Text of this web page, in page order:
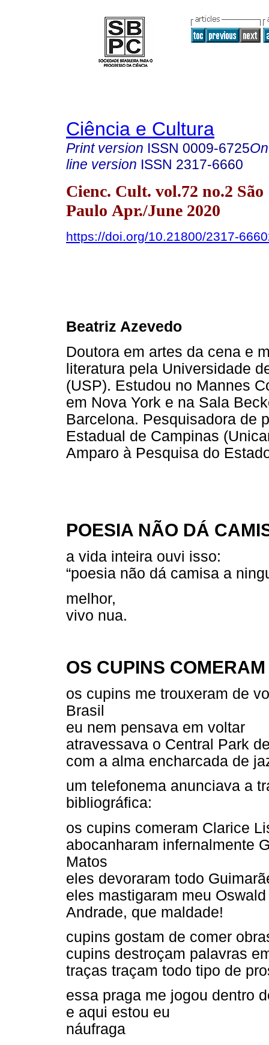
Ciência e Cultura
Print version ISSN 0009-6725
line version ISSN 2317-6660
Cienc. Cult. vol.72 no.2 São
Paulo Apr./June 2020
https://doi.org/10.21800/2317-
Beatriz Azevedo
Doutora em artes da cena e
literatura pela Universidade
(USP). Estudou no Mannes
em Nova York e na Sala
Barcelona. Pesquisadora de
Estadual de Campinas
Amparo à Pesquisa do
POESIA NÃO DÁ
a vida inteira ouvi isso:
“poesia não dá camisa a
melhor,
vivo nua.
OS CUPINS
os cupins me trouxeram de
Brasil
eu nem pensava em voltar
atravessava o Central Park
com a alma encharcada de
um telefonema anunciava a
bibliográfica:
os cupins comeram Clarice
abocanharam infernalmente
Matos
eles devoraram todo
eles mastigaram meu
Andrade, que maldade!
cupins gostam de comer
cupins destroçam palavras
traças traçam todo tipo de
essa praga me jogou dentro
e aqui estou eu
náufraga